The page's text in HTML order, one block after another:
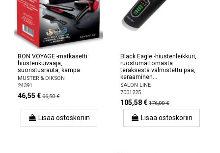
BON VOYAGE -matkasetti:
hiustenkuivaaja,
suoristusrauta, kampa
MUSTER & DIKSON
24391
46,55 € 66,50 €
Lisää ostoskoriin
Black Eagle -hiustenleikkuri,
ruostumattomasta
teräksestä valmistettu pää,
keraaminen...
SALON LINE
7001225
105,58 € 176,00 €
Lisää ostoskoriin